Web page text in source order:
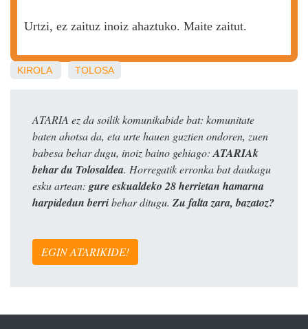
Urtzi, ez zaituz inoiz ahaztuko. Maite zaitut.
KIROLA TOLOSA
ATARIA ez da soilik komunikabide bat: komunitate
baten ahotsa da, eta urte hauen guztien ondoren, zuen
babesa behar dugu, inoiz baino gehiago: ATARIAk
behar du Tolosaldea. Horregatik erronka bat daukagu
esku artean: gure eskualdeko 28 herrietan hamarna
harpidedun berribehar ditugu. Zu falta zara, bazatoz?
EGIN ATARIKIDE!